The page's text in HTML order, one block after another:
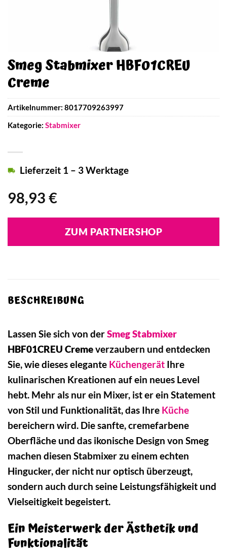
Smeg Stabmixer HBF01CREU
Creme
98,93 €
Lieferzeit 1 – 3 Werktage
ZUM PARTNERSHOP
Artikelnummer: 8017709263997
Kategorie: Stabmixer
BESCHREIBUNG
Lassen Sie sich von derSmegStabmixer
HBF01CREU Cremeverzaubern und entdecken
Sie, wie dieses elegante Küchengerät Ihre
kulinarischen Kreationen auf ein neues Level
hebt. Mehr als nur ein Mixer, ist er ein Statement
von Stil und Funktionalität, das Ihre Küche
bereichern wird. Die sanfte, cremefarbene
Oberfläche und das ikonische Design von Smeg
machen diesen Stabmixer zu einem echten
Hingucker, der nicht nur optisch überzeugt,
sondern auch durch seine Leistungsfähigkeit und
Vielseitigkeit begeistert.
Ein Meisterwerk der Ästhetik und
Funktionalität